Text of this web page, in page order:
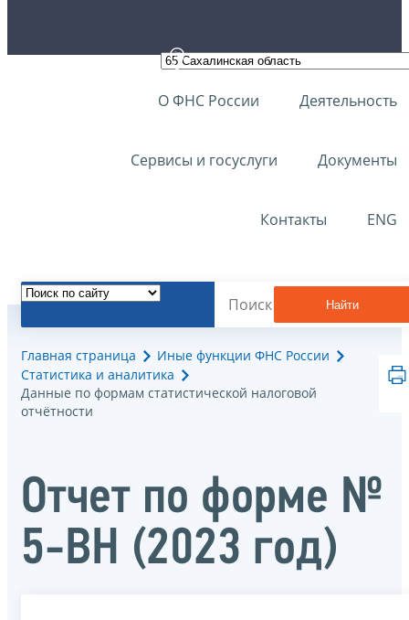
О ФНС России Деятельность
Сервисы и госуслуги Документы
Контакты ENG
Найти
Главная страница
Иные функции ФНС России
Статистика и аналитика
Данные по формам статистической налоговой
отчётности
Отчет по форме №
5-ВН (2023 год)